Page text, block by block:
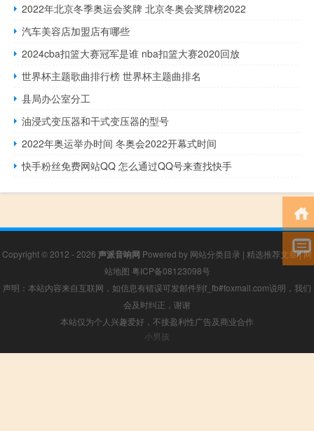
2022年北京冬季奥运会奖牌 北京冬奥会奖牌榜2022
汽车美容店加盟店有哪些
2024cba扣篮大赛冠军是谁 nba扣篮大赛2020回放
世界杯主题歌曲排行榜 世界杯主题曲排名
县局办公室分工
油浸式变压器和干式变压器的型号
2022年奥运举办时间 冬奥会2022开幕式时间
快手粉丝免费网站QQ 怎么通过QQ号来查找快手
Copyright © 2012 - 2026 声派音响网 Powered by 网站分类目录 | 精选推荐文章|网
站地图 粤ICP备08123098号
声明：本站内容来自互联网，如信息有错误可发邮件到f_fb#foxmail.com说明，我们
会及时纠正，谢谢
本站仅为个人兴趣爱好，不接盈利性广告及商业合作
小男孩